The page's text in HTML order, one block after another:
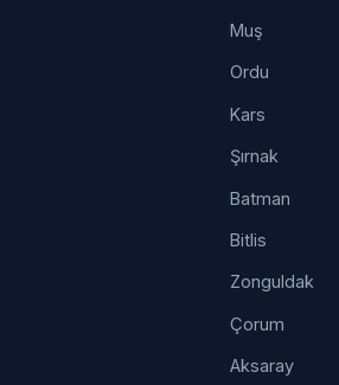
Muş
Ordu
Kars
Şırnak
Batman
Bitlis
Zonguldak
Çorum
Aksaray